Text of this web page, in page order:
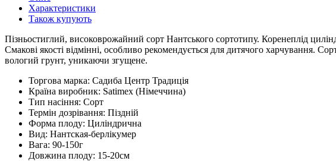
Характеристики
Також купують
Пізньостиглий, високоврожайний сорт Нантського сортотипу. Коренеплід
Смакові якості відмінні, особливо рекомендується для дитячого харчування.
вологий грунт, уникаючи згущене.
Торгова марка: Садиба Центр Традиція
Країна виробник: Satimex (Німеччина)
Тип насіння: Сорт
Термін дозрівання: Піздній
Форма плоду: Циліндрична
Вид: Нантская-берлікумер
Вага: 90-150г
Довжина плоду: 15-20см